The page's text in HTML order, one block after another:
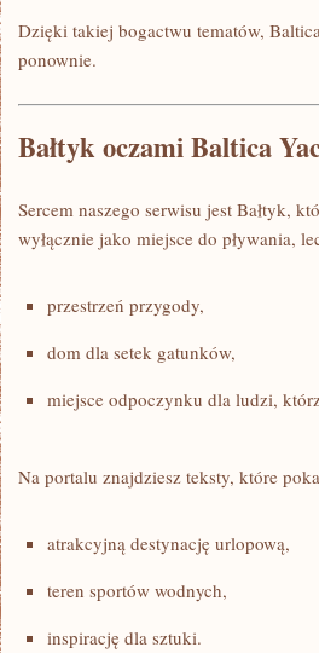
Dzięki takiej bogactwu tematów,
ponownie.
Bałtyk oczami Baltica
Sercem naszego serwisu jest Bałtyk,
wyłącznie jako miejsce do pływania,
przestrzeń przygody,
dom dla setek gatunków,
miejsce odpoczynku dla ludzi,
Na portalu znajdziesz teksty, które
atrakcyjną destynację urlopową,
teren sportów wodnych,
inspirację dla sztuki.